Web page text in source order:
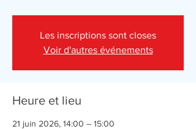
Les inscriptions sont closes
Voir d'autres événements
Heure et lieu
21 juin 2026, 14:00 – 15:00